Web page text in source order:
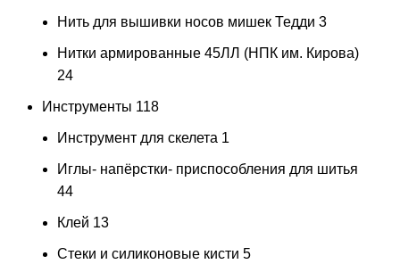
Нить для вышивки носов мишек Тедди 3
Нитки армированные 45ЛЛ (НПК им. Кирова)
24
Инструменты 118
Инструмент для скелета 1
Иглы- напёрстки- приспособления для шитья
44
Клей 13
Стеки и силиконовые кисти 5